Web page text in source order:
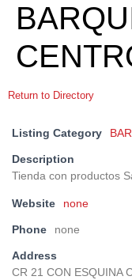
Return to Directory
Listing Category
Description
Tienda con productos
Website none
Phone none
Address
CR 21 CON ESQUINA